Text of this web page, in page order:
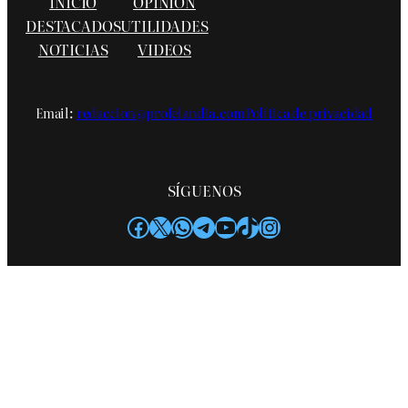
DESTACADOS
NOTICIAS
UTILIDADES
VIDEOS
Email:redaccion@profelandia.comPolítica de privacidad
SÍGUENOS
Facebook
X WhatsApp
Telegram
YouTube
TikTok
Instagram